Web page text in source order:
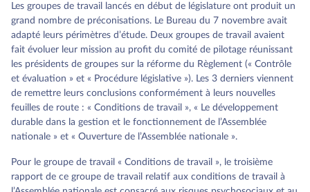
Les groupes de travail lancés en début de législature ont produit un
grand nombre de préconisations. Le Bureau du 7 novembre avait
adapté leurs périmètres d’étude. Deux groupes de travail avaient
fait évoluer leur mission au profit du comité de pilotage réunissant
les présidents de groupes sur la réforme du Règlement (« Contrôle
et évaluation » et « Procédure législative »). Les 3 derniers viennent
de remettre leurs conclusions conformément à leurs nouvelles
feuilles de route : « Conditions de travail », « Le développement
durable dans la gestion et le fonctionnement de l’Assemblée
nationale » et « Ouverture de l’Assemblée nationale ».
Pour le groupe de travail « Conditions de travail », le troisième
rapport de ce groupe de travail relatif aux conditions de travail à